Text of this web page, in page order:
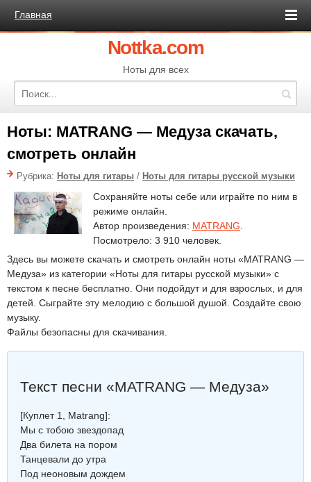
Главная
Nottka.com
Ноты для всех
Ноты: MATRANG — Медуза скачать,
смотреть онлайн
Рубрика: Ноты для гитары / Ноты для гитары русской музыки
Сохраняйте ноты себе или играйте по ним в
режиме онлайн.
Автор произведения: MATRANG
Посмотрело: 3 910 человек.
Здесь вы можете скачать и смотреть онлайн ноты «MATRANG —
Медуза» из категории «Ноты для гитары русской музыки» с
текстом к песне бесплатно. Они подойдут и для взрослых, и для
детей. Сыграйте эту мелодию с большой душой. Создайте свою
музыку.
Файлы безопасны для скачивания.
Текст песни «MATRANG — Медуза»
[Куплет 1, Matrang]:
Мы с тобою звездопад
Два билета на пором
Танцевали до утра
Под неоновым дождем